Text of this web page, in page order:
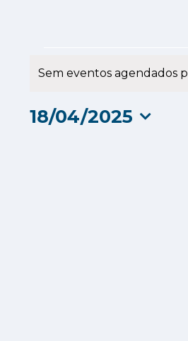
Eventos
18
Sem eventos agendados
18/04/2025